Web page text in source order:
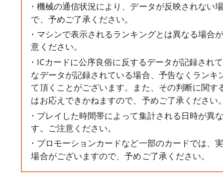
・機械の通信状況により、データが反映されない
で、予めご了承ください。
・マシンで表示されるランキングとは異なる場合
意ください。
・ICカードに公序良俗に反するデータが記録され
なデータが記録されている場合、予告なくランキ
て頂くことがございます。また、その判断に関す
はお応えできかねますので、予めご了承ください
・プレイした時間帯によって集計される日時が異
す。ご注意ください。
・プロモーションカードなど一部のカードでは、
場合がございますので、予めご了承ください。